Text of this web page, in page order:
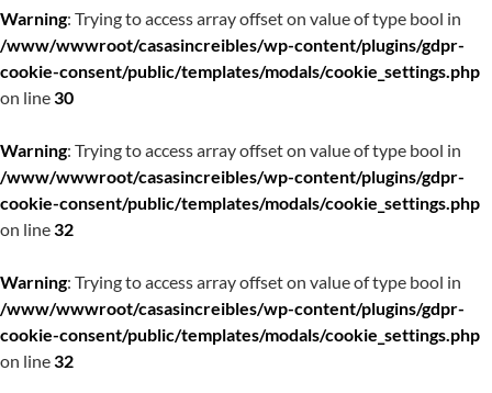
Warning: Trying to access array offset on value of type bool in
/www/wwwroot/casasincreibles/wp-content/plugins/gdpr-
cookie-consent/public/templates/modals/cookie_settings.php
on line30
Warning: Trying to access array offset on value of type bool in
/www/wwwroot/casasincreibles/wp-content/plugins/gdpr-
cookie-consent/public/templates/modals/cookie_settings.php
on line32
Warning: Trying to access array offset on value of type bool in
/www/wwwroot/casasincreibles/wp-content/plugins/gdpr-
cookie-consent/public/templates/modals/cookie_settings.php
on line32